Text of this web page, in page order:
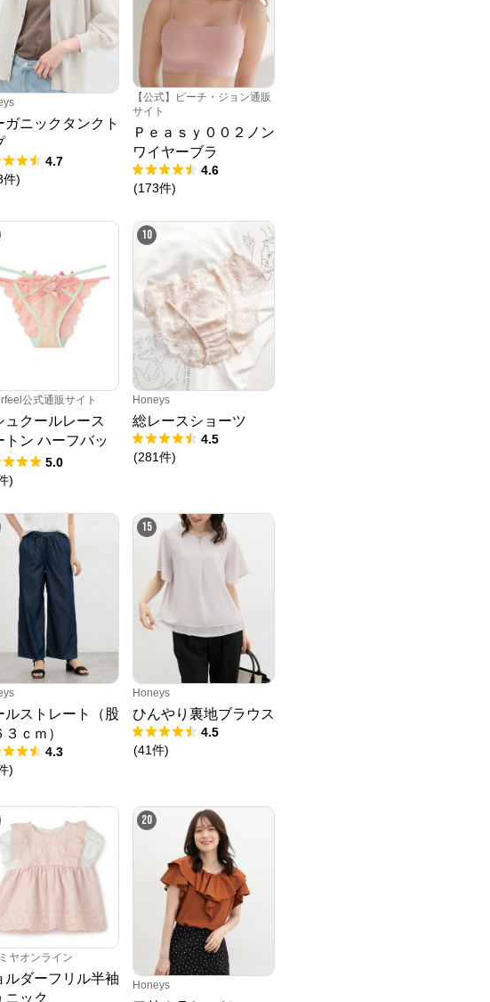
ガニックタンクト
4.7
件)
【公式】ピーチ・ジョン通販
サイト
Ｐｅａｓｙ００２ノン
ワイヤーブラ
4.6
(173件)
公式通販サイト
ュクールレース
トン ハーフバッ
ョーツ5.0
)
10
Honeys
総レースショーツ
4.5
(281件)
ルストレート（股
３ｃｍ）
4.3
)
15
Honeys
ひんやり裏地ブラウス
4.5
(41件)
ヤオンライン
ルダーフリル半袖
ニック
20
Honeys